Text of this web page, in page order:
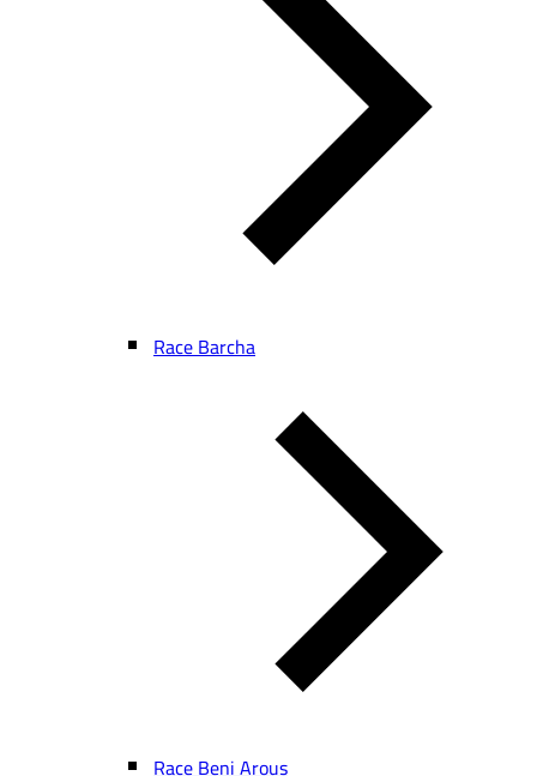
Race Barcha
Race Beni Arous